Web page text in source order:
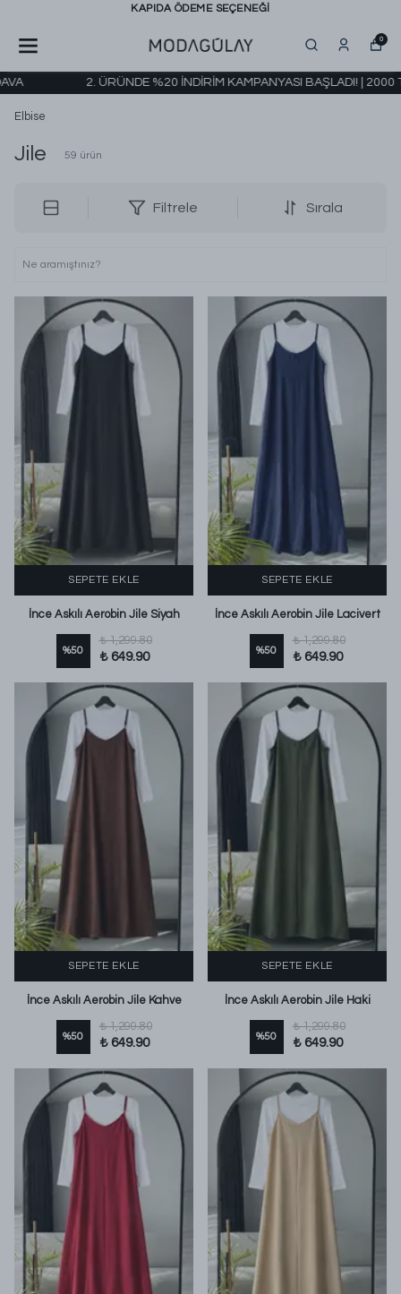
KAPIDA ÖDEME SEÇENEĞİ
0
%20 İNDİRİM KAMPANYASI BAŞLADI! | 2000 TL VE ÜZERİ
Elbise
Jile 59 ürün
Filtrele Sırala
SEPETE EKLE
İnce Askılı Aerobin Jile Siyah
%50
₺ 1,299.80
₺ 649.90
SEPETE EKLE
İnce Askılı Aerobin Jile Lacivert
%50
₺ 1,299.80
₺ 649.90
SEPETE EKLE
İnce Askılı Aerobin Jile Kahve
%50
₺ 1,299.80
₺ 649.90
SEPETE EKLE
İnce Askılı Aerobin Jile Haki
%50
₺ 1,299.80
₺ 649.90